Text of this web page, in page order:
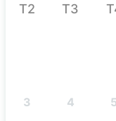
T2 T3
3 4 5